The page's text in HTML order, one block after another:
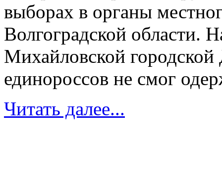
выборах в органы
Волгоградской области.
Михайловской
единороссов не смог
Читать далее...